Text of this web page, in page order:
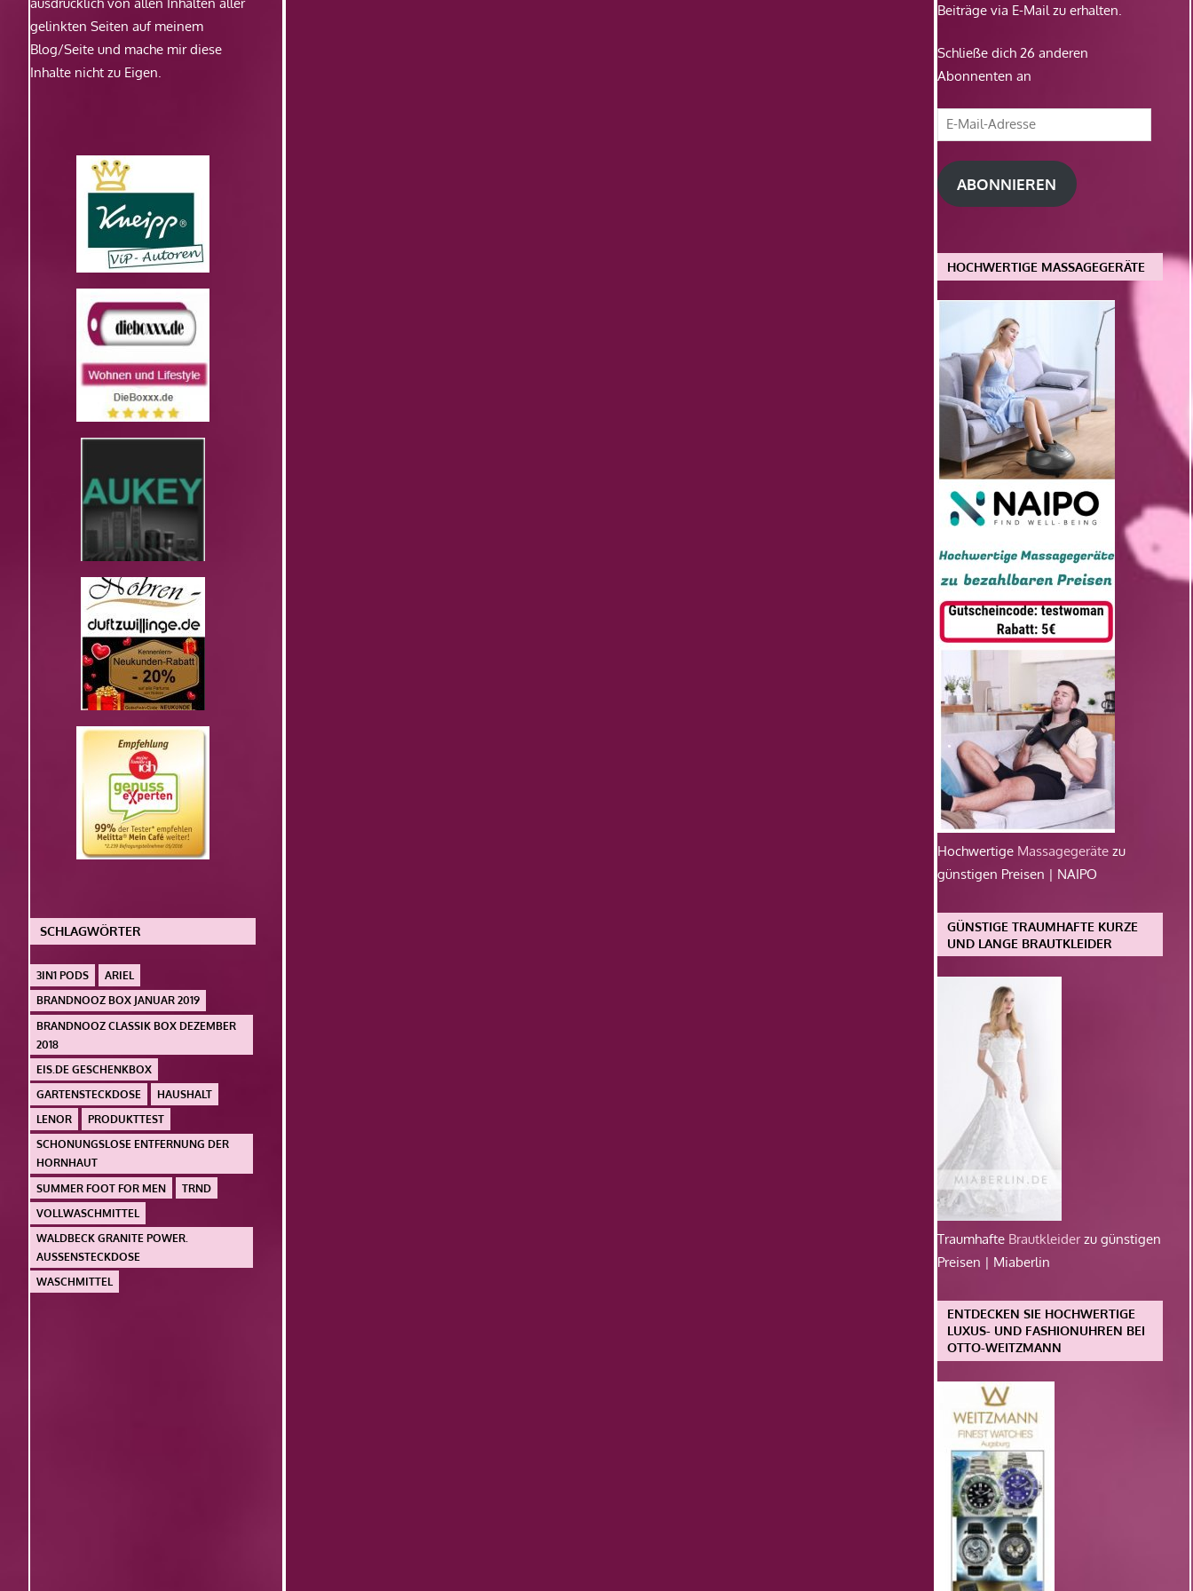
gelinkten Seiten auf meinem
Blog/Seite und mache mir diese
Inhalte nicht zu Eigen.
SCHLAGWÖRTER
3IN1 PODS
ARIEL
BRANDNOOZ BOX JANUAR 2019
BRANDNOOZ CLASSIK BOX DEZEMBER
2018
EIS.DE GESCHENKBOX
GARTENSTECKDOSE
HAUSHALT
LENOR
PRODUKTTEST
SCHONUNGSLOSE ENTFERNUNG DER
HORNHAUT
SUMMER FOOT FOR MEN
TRND
VOLLWASCHMITTEL
WALDBECK GRANITE POWER.
AUSSENSTECKDOSE
WASCHMITTEL
Beiträge via E-Mail zu erhalten.
Schließe dich 26 anderen
Abonnenten an
E-
Mail-
Adresse
ABONNIEREN
HOCHWERTIGE MASSAGEGERÄTE
Hochwertige Massagegeräte zu
günstigen Preisen | NAIPO
GÜNSTIGE TRAUMHAFTE KURZE
UND LANGE BRAUTKLEIDER
Traumhafte Brautkleiderzu günstigen
Preisen | Miaberlin
ENTDECKEN SIE HOCHWERTIGE
LUXUS- UND FASHIONUHREN BEI
OTTO-WEITZMANN